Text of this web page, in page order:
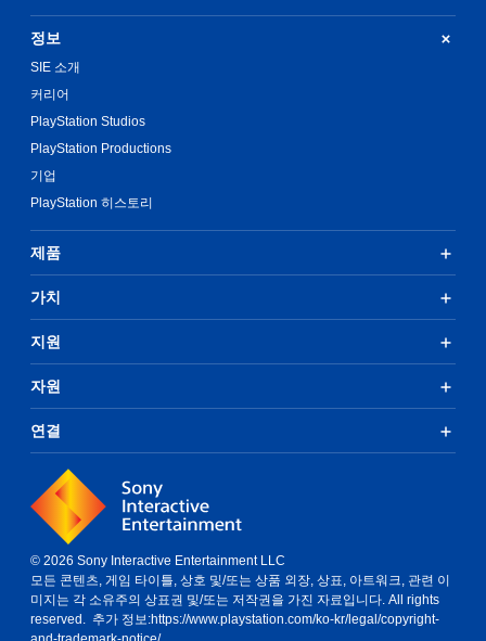
정보
SIE 소개
커리어
PlayStation Studios
PlayStation Productions
기업
PlayStation 히스토리
제품
가치
지원
자원
연결
© 2026 Sony Interactive Entertainment LLC
모든 콘텐츠, 게임 타이틀, 상호 및/또는 상품 외장, 상표, 아트워크, 관련 이
미지는 각 소유주의 상표권 및/또는 저작권을 가진 자료입니다. All rights
reserved. 추가 정보:https://www.playstation.com/ko-kr/legal/copyright-